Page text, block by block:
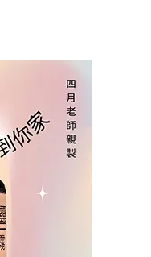
引與除障
言(實體)
與保護